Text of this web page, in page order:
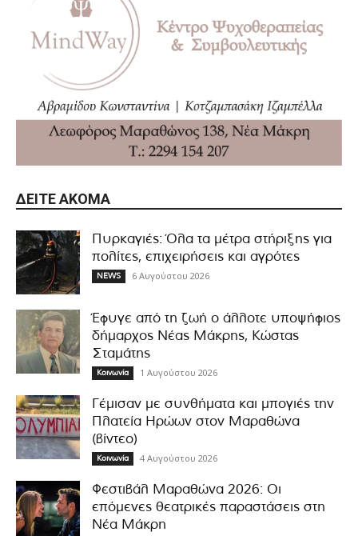
ΔΕΊΤΕ ΑΚΌΜΑ
Πυρκαγιές: Όλα τα μέτρα στήριξης για
πολίτες, επιχειρήσεις και αγρότες
NEWS 6 Αυγούστου 2026
Έφυγε από τη ζωή ο άλλοτε υποψήφιος
δήμαρχος Νέας Μάκρης, Κώστας
Σταμάτης
Κοινωνία 1 Αυγούστου 2026
Γέμισαν με συνθήματα και μπογιές την
Πλατεία Ηρώων στον Μαραθώνα
(βίντεο)
Κοινωνία 4 Αυγούστου 2026
Φεστιβάλ Μαραθώνα 2026: Οι
επόμενες θεατρικές παραστάσεις στη
Νέα Μάκρη